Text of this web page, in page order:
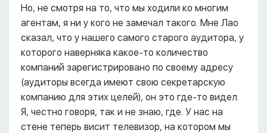
Но, не смотря на то, что мы ходили ко многим
агентам, я ни у кого не замечал такого. Мне Лао
сказал, что у нашего самого старого аудитора, у
которого наверняка какое-то количество
компаний зарегистрировано по своему адресу
(аудиторы всегда имеют свою секретарскую
компанию для этих целей), он это где-то видел.
Я, честно говоря, так и не знаю, где. У нас на
стене теперь висит телевизор, на котором мы